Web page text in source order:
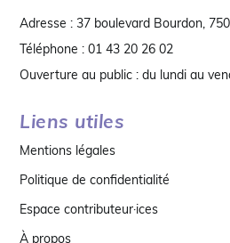
Adresse : 37 boulevard Bourdon,
Téléphone : 01 43 20 26 02
Ouverture au public : du lundi au
Liens utiles
Mentions légales
Politique de confidentialité
Espace contributeur·ices
À propos